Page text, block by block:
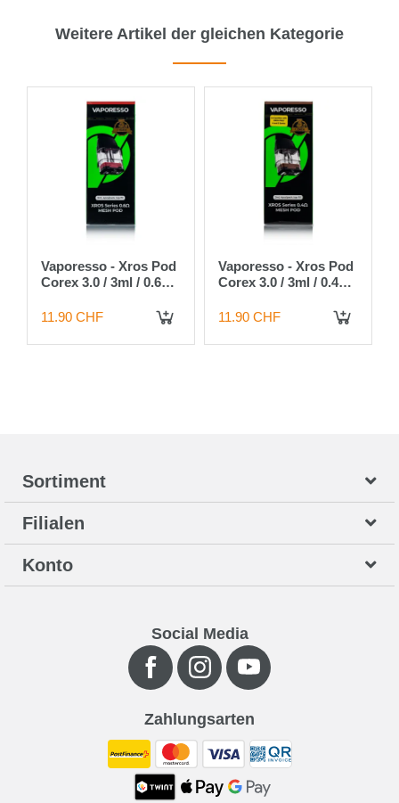
Weitere Artikel der gleichen Kategorie
Vaporesso - Xros Pod
Corex 3.0 / 3ml / 0.6
11.90 CHF
Vaporesso - Xros Pod
Corex 3.0 / 3ml / 0.4
11.90 CHF
Sortiment
Filialen
Konto
Social Media
Zahlungsarten